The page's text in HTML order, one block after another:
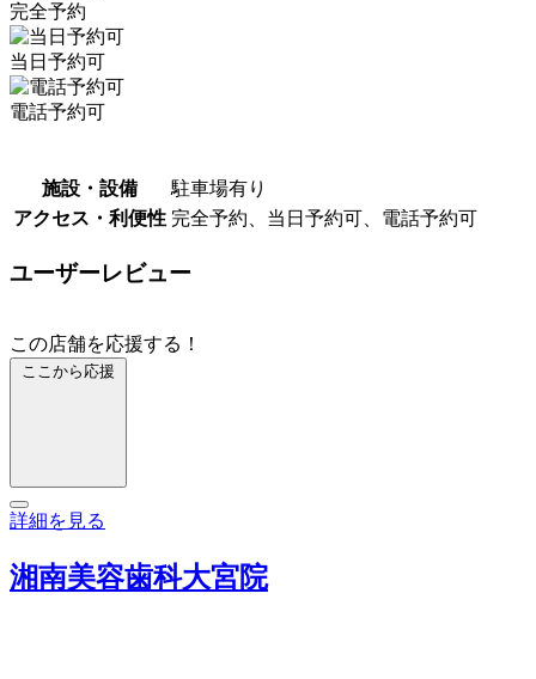
完全予約
当日予約可
電話予約可
施設・設備
駐車場有り
アクセス・利便性 完全予約、当日予約可、電話予約可
ユーザーレビュー
この店舗を応援する！
ここから応援
詳細を見る
湘南美容歯科大宮院